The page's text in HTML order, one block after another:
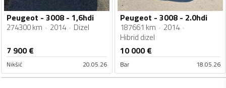
Peugeot - 3008 - 1,6hdi
274300 km 2014 Dizel
7 900€
Nikšić 20.05.26
Peugeot - 3008 - 2.0hdi
187661 km
2014
Hibrid dizel
10 000€
Bar 18.05.26